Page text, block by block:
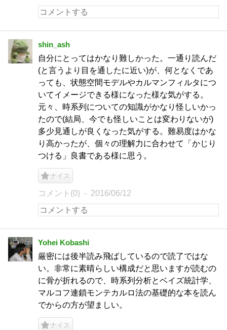
shin_ash
自分にとってはかなり難しかった。一通り読んだ
(と言うより目を通したに近い)が、何となくであ
っても、状態空間モデルやカルマンフィルタにつ
いてイメージできる様になった様な気がする。
元々、時系列についての知識がかなり怪しいかっ
たので(結局、今でも怪しいことは変わりないが)
多少見通しが良くなった気がする。難易度はかな
り高かったが、個々の理解力に合わせて「かじり
つける」良書である様に思う。
ナイス
コメント(0) 2016/06/12
Yohei Kobashi
厳密には後半読み飛ばしているので読了ではな
い。非常に素晴らしい構成だと思いますが読むの
に骨が折れるので、時系列分析とベイズ統計学、
マルコフ連鎖モンテカルロ法の基礎的な本を読ん
でからの方が望ましい。
ナイス